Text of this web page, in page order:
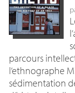
parcours
l’ethnographe
sédimentation